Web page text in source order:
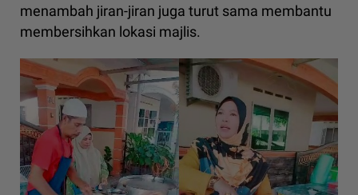
menambah jiran-jiran juga turut sama membantu
membersihkan lokasi majlis.